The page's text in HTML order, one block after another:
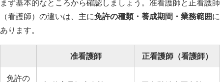
まず基本的なところから確認しましょう。准看護師と正看護師
（看護師）の違いは、主に免許の種類・養成期間・業務範囲に
あります。
准看護師 正看護師（看護師）
免許の